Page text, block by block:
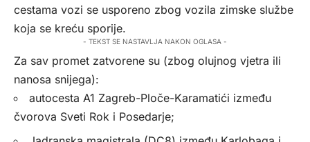
cestama vozi se usporeno zbog vozila zimske službe
koja se kreću sporije.
- TEKST SE NASTAVLJA NAKON OGLASA -
Za sav promet zatvorene su (zbog olujnog vjetra ili
nanosa snijega):
autocesta A1 Zagreb-Ploče-Karamatići između
čvorova Sveti Rok i Posedarje;